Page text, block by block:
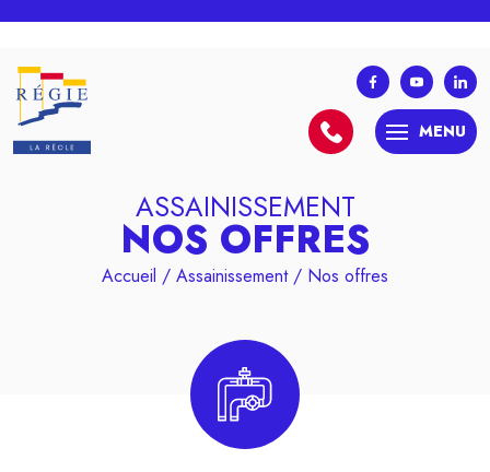
MENU
ASSAINISSEMENT
NOS OFFRES
Accueil / Assainissement/ Nos offres